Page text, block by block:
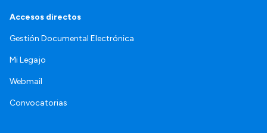
Accesos directos
Gestión Documental Electrónica
Mi Legajo
Webmail
Convocatorias